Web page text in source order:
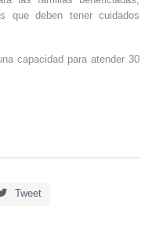
que deben tener cuidados
capacidad para atender 30
Tweet